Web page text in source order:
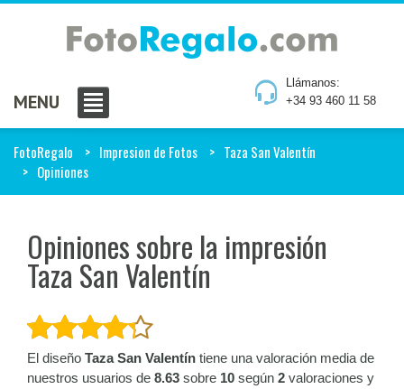
Llámanos:
+34 93 460 11 58
MENU
FotoRegalo Impresion de Fotos
Taza San Valentín
Opiniones
Opiniones sobre la impresión
Taza San Valentín
El diseño Taza San Valentín tiene una valoración media de
nuestros usuarios de 8.63 sobre 10 según 2 valoraciones y